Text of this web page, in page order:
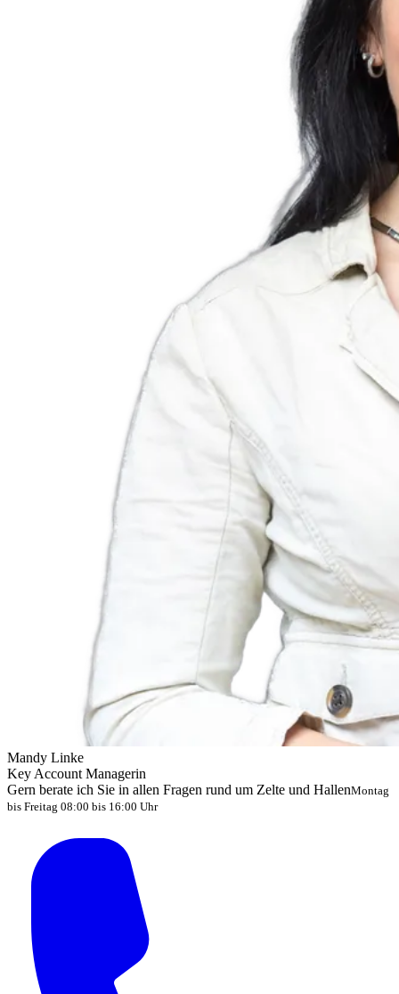
Mandy Linke
Key Account Managerin
Gern berate ich Sie in allen Fragen rund um Zelte und HallenMontag
bis Freitag 08:00 bis 16:00 Uhr